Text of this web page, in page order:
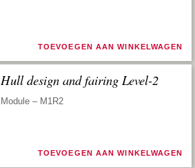
TOEVOEGEN AAN WINKELWAGEN
Hull design and fairing Level-2
Module – M1R2
TOEVOEGEN AAN WINKELWAGEN